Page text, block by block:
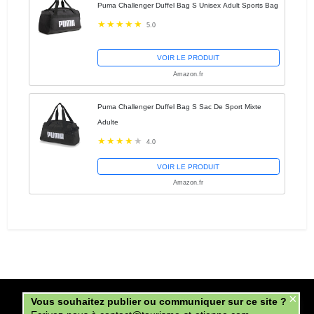
Puma Challenger Duffel Bag S Unisex Adult Sports Bag
5.0
VOIR LE PRODUIT
Amazon.fr
Puma Challenger Duffel Bag S Sac De Sport Mixte
Adulte
4.0
VOIR LE PRODUIT
Amazon.fr
Copyright tourisme-st-etienne.com © 2026.
Vous souhaitez publier ou communiquer sur ce site ? ×